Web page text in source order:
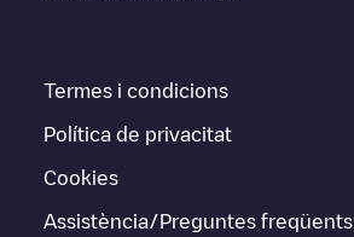
Termes i condicions
Política de privacitat
Cookies
Assistència/Preguntes freqüents